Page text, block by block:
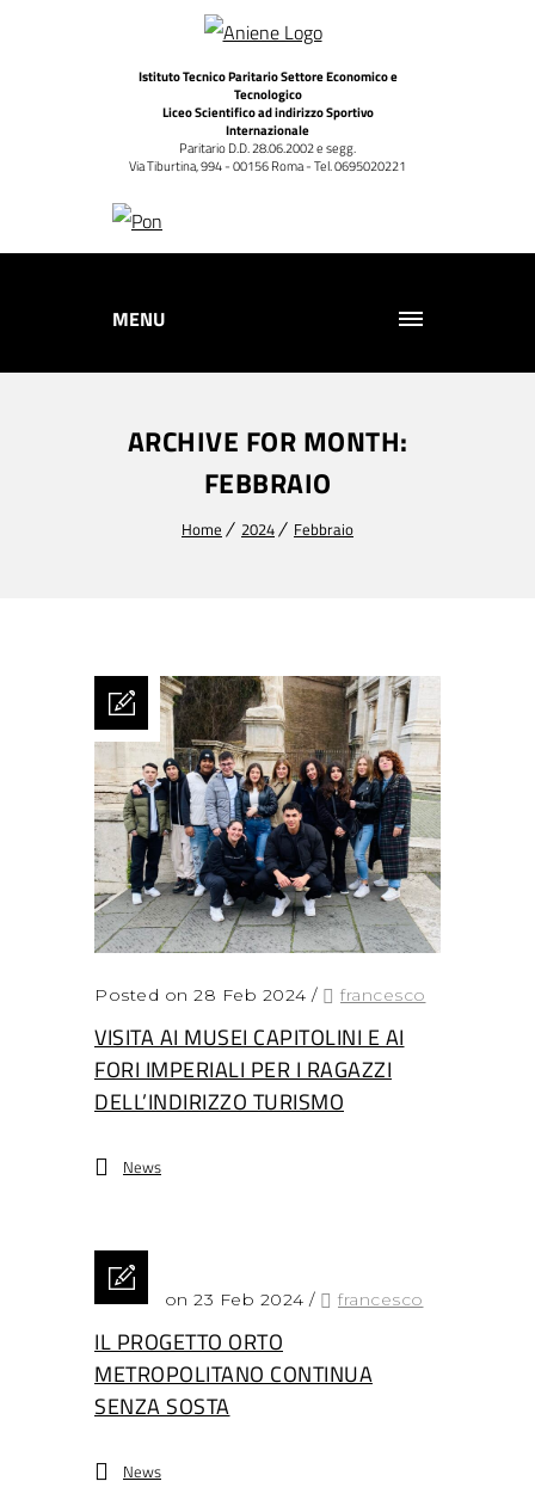
Istituto Tecnico Paritario Settore Economico e
Tecnologico
Liceo Scientifico ad indirizzo Sportivo
Internazionale
Paritario D.D. 28.06.2002 e segg.
Via Tiburtina, 994 - 00156 Roma - Tel. 0695020221
MENU
ARCHIVE FOR MONTH:
FEBBRAIO
Home 2024 Febbraio
Posted on 28 Feb 2024 / francesco
VISITA AI MUSEI CAPITOLINI E AI
FORI IMPERIALI PER I RAGAZZI
DELL’INDIRIZZO TURISMO
News
Posted on 23 Feb 2024 / francesco
IL PROGETTO ORTO
METROPOLITANO CONTINUA
SENZA SOSTA
News